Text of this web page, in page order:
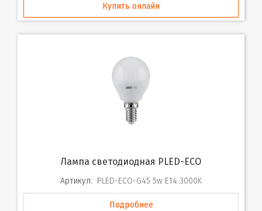
Купить онлайн
Лампа светодиодная PLED-ECO
Артикул: PLED-ECO-G45 5w E14 3000K
Подробнее